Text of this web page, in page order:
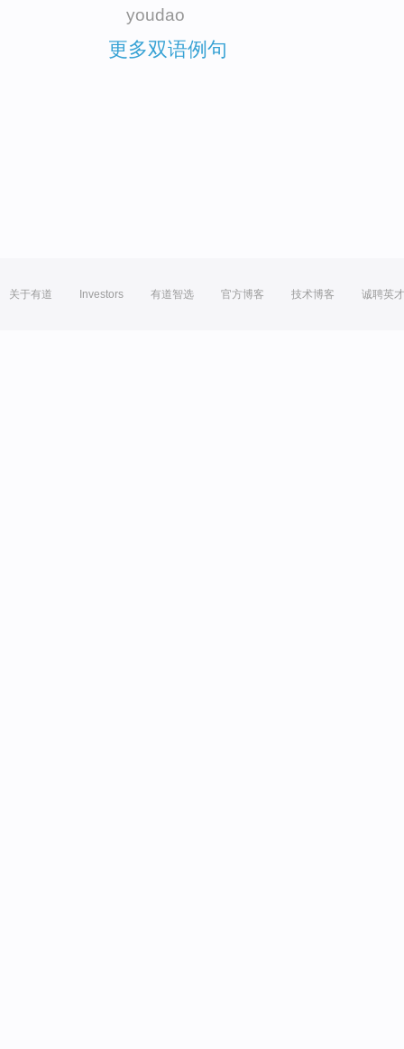
youdao
更多双语例句
关于有道 Investors 有道智选 官方博客 技术博客 诚聘英才